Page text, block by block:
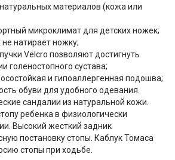
материалов (кожа или
микроклимат для детских ножек;
натирает ножку;
Velcro позволяют достигнуть
голеностопного сустава;
и гипоаллергенная подошва;
обуви для удобного одевания.
сандалии из натуральной кожи.
ребенка в физиологически
Высокий жесткий задник
постановку стопы. Каблук Томаса
стопы при ходьбе.